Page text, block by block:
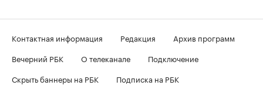
Контактная информация Редакция
Архив программ
Вечерний РБК
О телеканале
Подключение
Скрыть баннеры на РБК
Подписка на РБК